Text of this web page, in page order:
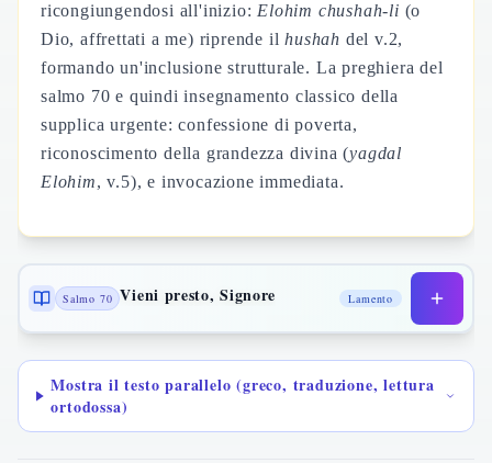
ricongiungendosi all'inizio: Elohim chushah-li (o
Dio, affrettati a me) riprende ilhushah del v.2,
formando un'inclusione strutturale. La preghiera del
salmo 70 e quindi insegnamento classico della
supplica urgente: confessione di poverta,
riconoscimento della grandezza divina (yagdal
Elohim, v.5), e invocazione immediata.
Salmo 70 Vieni presto, Signore Lamento
Mostra il testo parallelo (greco, traduzione, lettura
ortodossa)